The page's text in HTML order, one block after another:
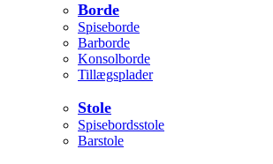
Borde
Spiseborde
Barborde
Konsolborde
Tillægsplader
Stole
Spisebordsstole
Barstole